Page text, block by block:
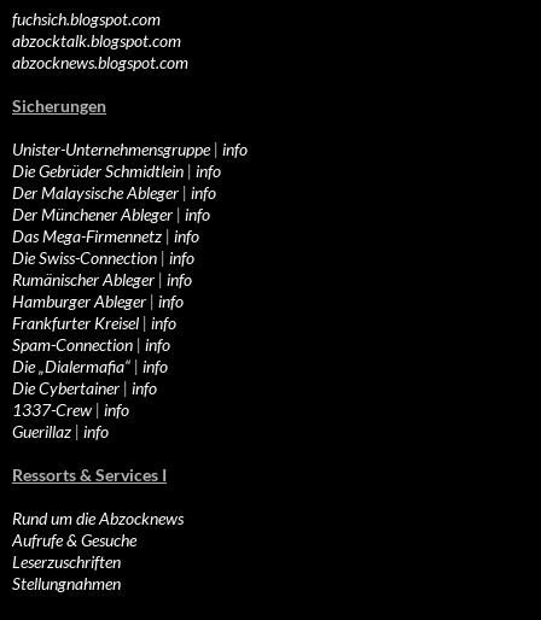
fuchsich.blogspot.com
abzocktalk.blogspot.com
abzocknews.blogspot.com
Sicherungen
Unister-Unternehmensgruppe| info
Die Gebrüder Schmidtlein | info
Der Malaysische Ableger | info
Der Münchener Ableger | info
Das Mega-Firmennetz | info
Die Swiss-Connection | info
Rumänischer Ableger | info
Hamburger Ableger | info
Frankfurter Kreisel | info
Spam-Connection | info
Die „Dialermafia“ | info
Die Cybertainer | info
1337-Crew | info
Guerillaz | info
Ressorts & Services I
Rund um die Abzocknews
Aufrufe & Gesuche
Leserzuschriften
Stellungnahmen